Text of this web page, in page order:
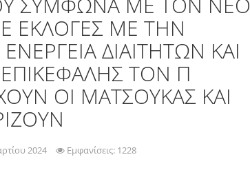
ΕΚΛΟΓΕΣ ΜΕ ΤΗΝ
ΔΙΑΙΤΗΤΩΝ ΚΑΙ
ΤΟΝ Π
ΟΙ ΜΑΤΣΟΥΚΑΣ ΚΑΙ
2024 Εμφανίσεις: 1228